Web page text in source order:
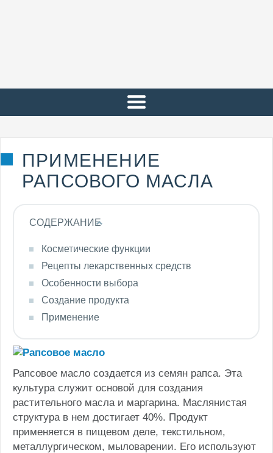
ПРИМЕНЕНИЕ
РАПСОВОГО МАСЛА
СОДЕРЖАНИЕ
Косметические функции
Рецепты лекарственных средств
Особенности выбора
Создание продукта
Применение
Рапсовое масло создается из семян рапса. Эта
культура служит основой для создания
растительного масла и маргарина. Маслянистая
структура в нем достигает 40%. Продукт
применяется в пищевом деле, текстильном,
металлургическом, мыловарении. Его используют